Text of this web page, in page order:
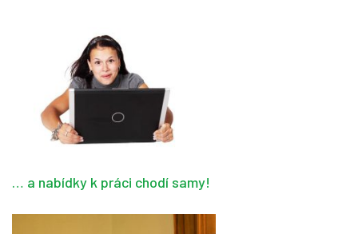
… a nabídky k práci chodí samy!